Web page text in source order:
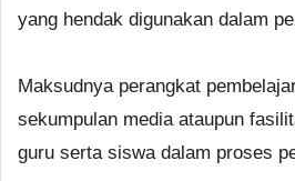
yang hendak digunakan dalam
Maksudnya perangkat
sekumpulan media ataupun
guru serta siswa dalam proses